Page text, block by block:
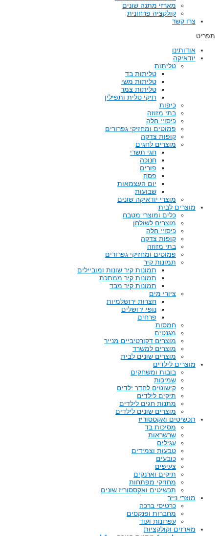
מארזי מתנה שונים
קולקציה פרחונית
צרו קשר
תפריט
אודותינו
יודאיקה
טליתות
טליתות בד
טליתות משי
טליתות צמר
תיקי טלית ותפילין
כיפות
בתי מזוזה
כיסויי חלה
פמוטים ומחזיקי גפרורים
קופות צדקה
מוצרים לחגים
חגי תשרי
חנוכה
פורים
פסח
יום העצמאות
שבועות
מוצרי יודאיקה שונים
מוצרים לבית
כלים ומוצרי מטבח
מוצרים לשולחן
כיסויי חלה
קופות צדקה
בתי מזוזה
פמוטים ומחזיקי גפרורים
תמונות קיר
תמונות קיר שונות ומוביילים
תמונות קיר ממתכת
תמונות קיר מבד
ציורי מים
חצרות ירושלמיות
נופי ירושלים
פרחים
חמסות
מגנטים
מוצרים דקורטיביים מנייר
מוצרים למשרד
מוצרים שונים לבית
מוצרים לילדים
בובות ומשחקים
שמיכות
קישוטים לחדר ילדים
תיקים לילדים
מתנות חגים לילדים
מוצרים שונים לילדים
תכשיטים ואקססוריז
מסיכות בד
שרשראות
עגילים
טבעות וצמידים
כובעים
צעיפים
תיקים וארנקים
מחזיקי מפתחות
תכשיטים ואקססוריז שונים
מוצרי נייר
כרטיסי ברכה
מחברות ופנקסים
עפרונות ועוד
מארזים וקולקציות